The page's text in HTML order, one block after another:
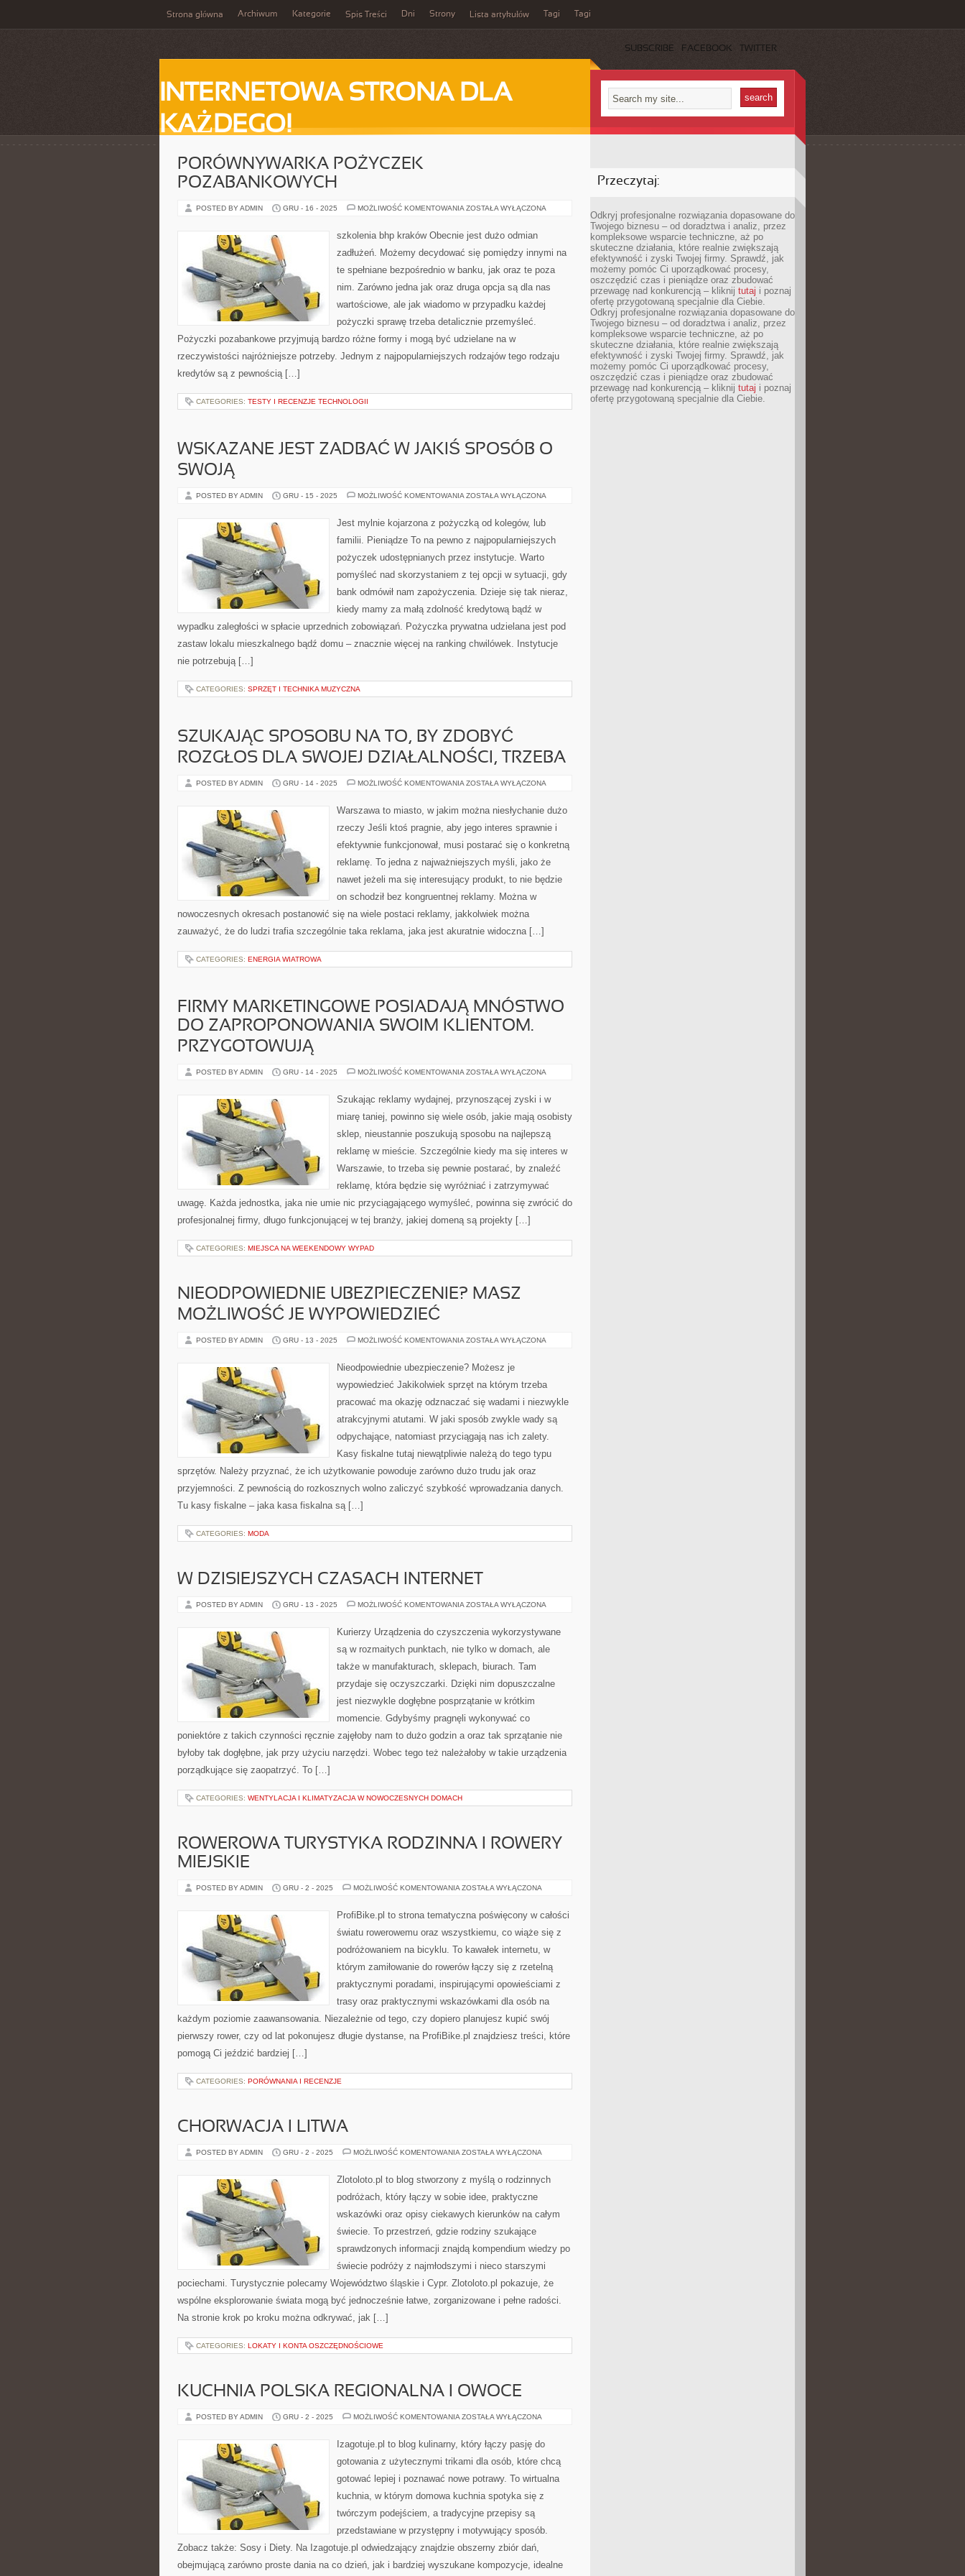
Strona główna Archiwum Kategorie Spis Treści Dni Strony Lista artykułów Tagi Tagi
SUBSCRIBE FACEBOOK TWITTER
INTERNETOWA STRONA DLA
KAŻDEGO!
PORÓWNYWARKA POŻYCZEK
POZABANKOWYCH
POSTED BY ADMIN GRU - 16 - 2025 MOŻLIWOŚĆ KOMENTOWANIA PORÓWNYWARKA
ZOSTAŁA WYŁĄCZONA
szkolenia bhp kraków Obecnie jest dużo odmian
zadłużeń. Możemy decydować się pomiędzy innymi na
te spełniane bezpośrednio w banku, jak oraz te poza
nim. Zarówno jedna jak oraz druga opcja są dla nas
wartościowe, ale jak wiadomo w przypadku każdej
pożyczki sprawę trzeba detalicznie przemyśleć.
Pożyczki pozabankowe przyjmują bardzo różne formy i mogą być udzielane na w
rzeczywistości najróżniejsze potrzeby. Jednym z najpopularniejszych rodzajów tego rodzaju
kredytów są z pewnością […]
CATEGORIES: TESTY I RECENZJE TECHNOLOGII
WSKAZANE JEST ZADBAĆ W JAKIŚ SPOSÓB O
SWOJĄ
POSTED BY ADMIN GRU - 15 - 2025 MOŻLIWOŚĆ KOMENTOWANIA WSKAZANE
W
JAKIŚ
O
ZOSTAŁA WYŁĄCZONA
Jest mylnie kojarzona z pożyczką od kolegów, lub
familii. Pieniądze To na pewno z najpopularniejszych
pożyczek udostępnianych przez instytucje. Warto
pomyśleć nad skorzystaniem z tej opcji w sytuacji, gdy
bank odmówił nam zapożyczenia. Dzieje się tak nieraz,
kiedy mamy za małą zdolność kredytową bądź w
wypadku zaległości w spłacie uprzednich zobowiązań. Pożyczka prywatna udzielana jest pod
zastaw lokalu mieszkalnego bądź domu – znacznie więcej na ranking chwilówek. Instytucje
nie potrzebują […]
CATEGORIES: SPRZĘT I TECHNIKA MUZYCZNA
SZUKAJĄC SPOSOBU NA TO, BY ZDOBYĆ
ROZGŁOS DLA SWOJEJ DZIAŁALNOŚCI, TRZEBA
POSTED BY ADMIN GRU - 14 - 2025 MOŻLIWOŚĆ KOMENTOWANIA SZUKAJĄC
TO,
BY
ROZGŁOS
SWOJEJ
TRZEBA
ZOSTAŁA WYŁĄCZONA
Warszawa to miasto, w jakim można niesłychanie dużo
rzeczy Jeśli ktoś pragnie, aby jego interes sprawnie i
efektywnie funkcjonował, musi postarać się o konkretną
reklamę. To jedna z najważniejszych myśli, jako że
nawet jeżeli ma się interesujący produkt, to nie będzie
on schodził bez kongruentnej reklamy. Można w
nowoczesnych okresach postanowić się na wiele postaci reklamy, jakkolwiek można
zauważyć, że do ludzi trafia szczególnie taka reklama, jaka jest akuratnie widoczna […]
CATEGORIES: ENERGIA WIATROWA
FIRMY MARKETINGOWE POSIADAJĄ MNÓSTWO
DO ZAPROPONOWANIA SWOIM KLIENTOM.
PRZYGOTOWUJĄ
POSTED BY ADMIN GRU - 14 - 2025 MOŻLIWOŚĆ KOMENTOWANIA FIRMY
DO
SWOIM
PRZYGOTOWUJĄ
ZOSTAŁA WYŁĄCZONA
Szukając reklamy wydajnej, przynoszącej zyski i w
miarę taniej, powinno się wiele osób, jakie mają osobisty
sklep, nieustannie poszukują sposobu na najlepszą
reklamę w mieście. Szczególnie kiedy ma się interes w
Warszawie, to trzeba się pewnie postarać, by znaleźć
reklamę, która będzie się wyróżniać i zatrzymywać
uwagę. Każda jednostka, jaka nie umie nic przyciągającego wymyśleć, powinna się zwrócić do
profesjonalnej firmy, długo funkcjonującej w tej branży, jakiej domeną są projekty […]
CATEGORIES: MIEJSCA NA WEEKENDOWY WYPAD
NIEODPOWIEDNIE UBEZPIECZENIE? MASZ
MOŻLIWOŚĆ JE WYPOWIEDZIEĆ
POSTED BY ADMIN GRU - 13 - 2025 MOŻLIWOŚĆ KOMENTOWANIA NIEODPOWIEDNIE
MOŻLIWOŚĆ
JE
ZOSTAŁA WYŁĄCZONA
Nieodpowiednie ubezpieczenie? Możesz je
wypowiedzieć Jakikolwiek sprzęt na którym trzeba
pracować ma okazję odznaczać się wadami i niezwykle
atrakcyjnymi atutami. W jaki sposób zwykle wady są
odpychające, natomiast przyciągają nas ich zalety.
Kasy fiskalne tutaj niewątpliwie należą do tego typu
sprzętów. Należy przyznać, że ich użytkowanie powoduje zarówno dużo trudu jak oraz
przyjemności. Z pewnością do rozkosznych wolno zaliczyć szybkość wprowadzania danych.
Tu kasy fiskalne – jaka kasa fiskalna są […]
CATEGORIES: MODA
W DZISIEJSZYCH CZASACH INTERNET
POSTED BY ADMIN GRU - 13 - 2025 MOŻLIWOŚĆ KOMENTOWANIA W
INTERNET
ZOSTAŁA WYŁĄCZONA
Kurierzy Urządzenia do czyszczenia wykorzystywane
są w rozmaitych punktach, nie tylko w domach, ale
także w manufakturach, sklepach, biurach. Tam
przydaje się oczyszczarki. Dzięki nim dopuszczalne
jest niezwykle dogłębne posprzątanie w krótkim
momencie. Gdybyśmy pragnęli wykonywać co
poniektóre z takich czynności ręcznie zajęłoby nam to dużo godzin a oraz tak sprzątanie nie
byłoby tak dogłębne, jak przy użyciu narzędzi. Wobec tego też należałoby w takie urządzenia
porządkujące się zaopatrzyć. To […]
CATEGORIES: WENTYLACJA I KLIMATYZACJA W NOWOCZESNYCH DOMACH
ROWEROWA TURYSTYKA RODZINNA I ROWERY
MIEJSKIE
POSTED BY ADMIN GRU - 2 - 2025 MOŻLIWOŚĆ KOMENTOWANIA ROWEROWA
ROWERY
ZOSTAŁA WYŁĄCZONA
ProfiBike.pl to strona tematyczna poświęcony w całości
światu rowerowemu oraz wszystkiemu, co wiąże się z
podróżowaniem na bicyklu. To kawałek internetu, w
którym zamiłowanie do rowerów łączy się z rzetelną
praktycznymi poradami, inspirującymi opowieściami z
trasy oraz praktycznymi wskazówkami dla osób na
każdym poziomie zaawansowania. Niezależnie od tego, czy dopiero planujesz kupić swój
pierwszy rower, czy od lat pokonujesz długie dystanse, na ProfiBike.pl znajdziesz treści, które
pomogą Ci jeździć bardziej […]
CATEGORIES: PORÓWNANIA I RECENZJE
CHORWACJA I LITWA
POSTED BY ADMIN GRU - 2 - 2025 MOŻLIWOŚĆ KOMENTOWANIA CHORWACJA
ZOSTAŁA WYŁĄCZONA
Zlotoloto.pl to blog stworzony z myślą o rodzinnych
podróżach, który łączy w sobie idee, praktyczne
wskazówki oraz opisy ciekawych kierunków na całym
świecie. To przestrzeń, gdzie rodziny szukające
sprawdzonych informacji znajdą kompendium wiedzy po
świecie podróży z najmłodszymi i nieco starszymi
pociechami. Turystycznie polecamy Województwo śląskie i Cypr. Zlotoloto.pl pokazuje, że
wspólne eksplorowanie świata mogą być jednocześnie łatwe, zorganizowane i pełne radości.
Na stronie krok po kroku można odkrywać, jak […]
CATEGORIES: LOKATY I KONTA OSZCZĘDNOŚCIOWE
KUCHNIA POLSKA REGIONALNA I OWOCE
POSTED BY ADMIN GRU - 2 - 2025 MOŻLIWOŚĆ KOMENTOWANIA KUCHNIA
I
OWOCE
ZOSTAŁA WYŁĄCZONA
Izagotuje.pl to blog kulinarny, który łączy pasję do
gotowania z użytecznymi trikami dla osób, które chcą
gotować lepiej i poznawać nowe potrawy. To wirtualna
kuchnia, w którym domowa kuchnia spotyka się z
twórczym podejściem, a tradycyjne przepisy są
przedstawiane w przystępny i motywujący sposób.
Zobacz także: Sosy i Diety. Na Izagotuje.pl odwiedzający znajdzie obszerny zbiór dań,
obejmującą zarówno proste dania na co dzień, jak i bardziej wyszukane kompozycje, idealne
Przeczytaj:
Odkryj profesjonalne rozwiązania dopasowane do
Twojego biznesu – od doradztwa i analiz, przez
kompleksowe wsparcie techniczne, aż po
skuteczne działania, które realnie zwiększają
efektywność i zyski Twojej firmy. Sprawdź, jak
możemy pomóc Ci uporządkować procesy,
oszczędzić czas i pieniądze oraz zbudować
przewagę nad konkurencją – kliknij tutaj i poznaj
ofertę przygotowaną specjalnie dla Ciebie.
Odkryj profesjonalne rozwiązania dopasowane do
Twojego biznesu – od doradztwa i analiz, przez
kompleksowe wsparcie techniczne, aż po
skuteczne działania, które realnie zwiększają
efektywność i zyski Twojej firmy. Sprawdź, jak
możemy pomóc Ci uporządkować procesy,
oszczędzić czas i pieniądze oraz zbudować
przewagę nad konkurencją – kliknij tutaj i poznaj
ofertę przygotowaną specjalnie dla Ciebie.